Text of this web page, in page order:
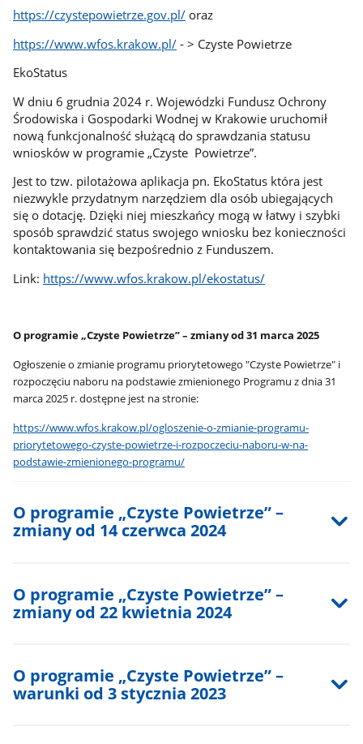
https://czystepowietrze.gov.pl/oraz
https://www.wfos.krakow.pl/- > Czyste Powietrze
EkoStatus
W dniu 6 grudnia 2024 r. Wojewódzki Fundusz Ochrony
Środowiska i Gospodarki Wodnej w Krakowie uruchomił
nową funkcjonalność służącą do sprawdzania statusu
wniosków w programie „Czyste Powietrze”.
Jest to tzw. pilotażowa aplikacja pn. EkoStatus która jest
niezwykle przydatnym narzędziem dla osób ubiegających
się o dotację. Dzięki niej mieszkańcy mogą w łatwy i szybki
sposób sprawdzić status swojego wniosku bez konieczności
kontaktowania się bezpośrednio z Funduszem.
Link: https://www.wfos.krakow.pl/ekostatus/
O programie „Czyste Powietrze” – zmiany od 31 marca 2025
Ogłoszenie o zmianie programu priorytetowego "Czyste Powietrze" i
rozpoczęciu naboru na podstawie zmienionego Programu z dnia 31
marca 2025 r. dostępne jest na stronie:
https://www.wfos.krakow.pl/ogloszenie-o-zmianie-programu-
priorytetowego-czyste-powietrze-i-rozpoczeciu-naboru-w-na-
podstawie-zmienionego-programu/
O programie „Czyste Powietrze” –
zmiany od 14 czerwca 2024
O programie „Czyste Powietrze” –
zmiany od 22 kwietnia 2024
O programie „Czyste Powietrze” –
warunki od 3 stycznia 2023